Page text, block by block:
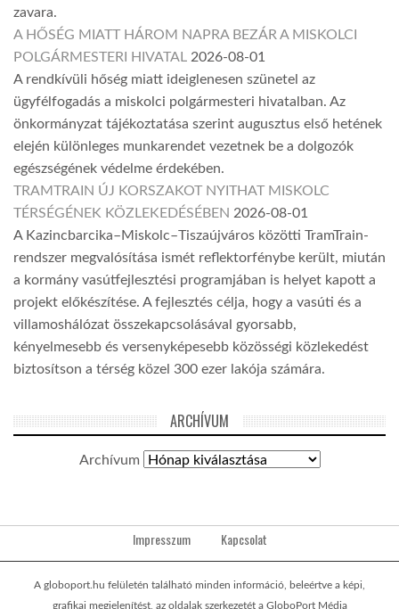
zavara.
A HŐSÉG MIATT HÁROM NAPRA BEZÁR A MISKOLCI
POLGÁRMESTERI HIVATAL 2026-08-01
A rendkívüli hőség miatt ideiglenesen szünetel az
ügyfélfogadás a miskolci polgármesteri hivatalban. Az
önkormányzat tájékoztatása szerint augusztus első hetének
elején különleges munkarendet vezetnek be a dolgozók
egészségének védelme érdekében.
TRAMTRAIN ÚJ KORSZAKOT NYITHAT MISKOLC
TÉRSÉGÉNEK KÖZLEKEDÉSÉBEN 2026-08-01
A Kazincbarcika–Miskolc–Tiszaújváros közötti TramTrain-
rendszer megvalósítása ismét reflektorfénybe került, miután
a kormány vasútfejlesztési programjában is helyet kapott a
projekt előkészítése. A fejlesztés célja, hogy a vasúti és a
villamoshálózat összekapcsolásával gyorsabb,
kényelmesebb és versenyképesebb közösségi közlekedést
biztosítson a térség közel 300 ezer lakója számára.
ARCHÍVUM
Archívum
Impresszum Kapcsolat
A globoport.hu felületén található minden információ, beleértve a képi,
grafikai megjelenítést, az oldalak szerkezetét a GloboPort Média